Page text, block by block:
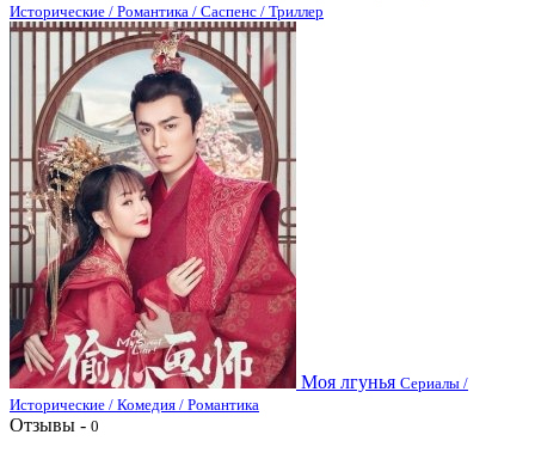
Исторические / Романтика / Саспенс / Триллер
Моя лгунья Сериалы /
Исторические / Комедия / Романтика
Отзывы - 0